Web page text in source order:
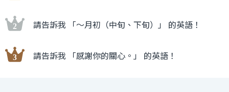
請告訴我 「〜月初（中旬、下旬）」 的英語！
請告訴我 「感謝你的關心。」 的英語！